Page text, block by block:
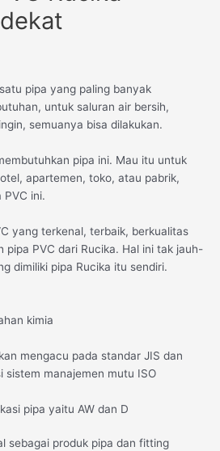
pipa yang paling banyak
untuk saluran air bersih,
semuanya bisa dilakukan.
pipa ini. Mau itu untuk
apartemen, toko, atau pabrik,
PVC ini.
yang terkenal, terbaik, berkualitas
pipa PVC dari Rucika. Hal ini tak jauh-
dimiliki pipa Rucika itu sendiri.
kimia
mengacu pada standar JIS dan
sistem manajemen mutu ISO
pipa yaitu AW dan D
sebagai produk pipa dan fitting